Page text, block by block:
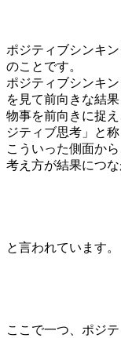
ポジティブシンキ
のことです。
ポジティブシンキ
を見て前向きな結
物事を前向きに捉
ジティブ思考」と
こういった側面か
考え方が結果につ
と言われています。
ここで一つ、ポジ